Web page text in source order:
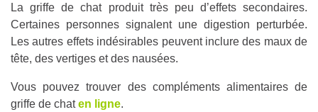
La griffe de chat produit très peu d’effets secondaires.
Certaines personnes signalent une digestion perturbée.
Les autres effets indésirables peuvent inclure des maux de
tête, des vertiges et des nausées.
Vous pouvez trouver des compléments alimentaires de
griffe de chaten ligne.